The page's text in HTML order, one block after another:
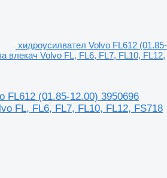
хидроусилвател Volvo FL612 (01.85-
влекач Volvo FL, FL6, FL7, FL10, FL12,
FL612 (01.85-12.00) 3950696
FL, FL6, FL7, FL10, FL12, FS718